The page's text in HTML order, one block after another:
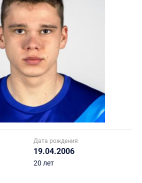
Дата рождения
19.04.2006
20 лет